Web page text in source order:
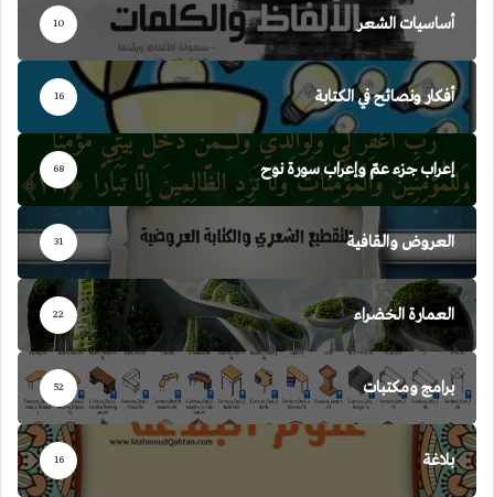
أساسيات الشعر 10
أفكار ونصائح في الكتابة 16
إعراب جزء عمّ وإعراب سورة نوح 68
العروض والقافية 31
العمارة الخضراء 22
برامج ومكتبات 52
بلاغة 16